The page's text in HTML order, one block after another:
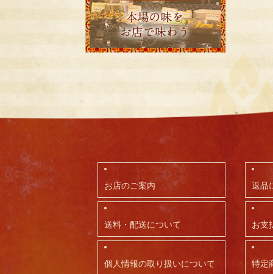
お店のご案内 返品
送料・配送について お支
個人情報の取り扱いについて 特定